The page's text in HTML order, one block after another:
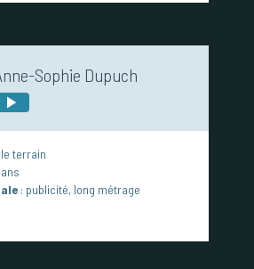
Sophie Dupuch
terrain
: publicité, long métrage